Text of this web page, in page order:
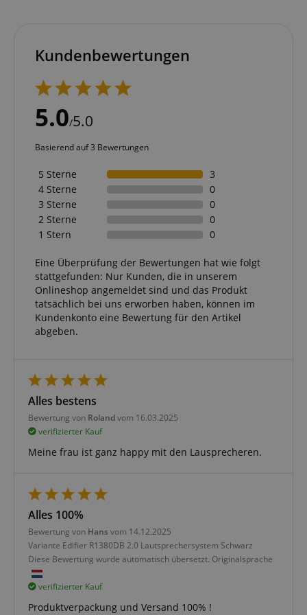
Kundenbewertungen
5.0/5.0
Basierend auf 3 Bewertungen
5 Sterne
3
4 Sterne
0
3 Sterne
0
2 Sterne
0
1 Stern
0
Eine Überprüfung der Bewertungen hat wie folgt
stattgefunden: Nur Kunden, die in unserem
Onlineshop angemeldet sind und das Produkt
tatsächlich bei uns erworben haben, können im
Kundenkonto eine Bewertung für den Artikel
abgeben.
Alles bestens
Bewertung von Rolandvom 16.03.2025
verifizierter Kauf
Meine frau ist ganz happy mit den Lausprecheren.
Alles 100%
Bewertung von Hans vom 14.12.2025
Variante Edifier R1380DB 2.0 Lautsprechersystem Schwarz
Diese Bewertung wurde automatisch übersetzt. Originalsprache
verifizierter Kauf
Produktverpackung und Versand 100% !
FPGSID
apay-session-set
CookieScriptConsent
session-id-apay
CrossDomainCookieScriptConsent_389
script.com
sid_key
www.kirstein.de
Google-
Datenschutzerklärung